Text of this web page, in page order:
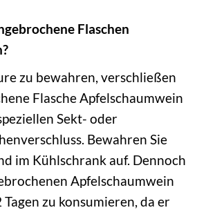
Flaschen
zu bewahren, verschließen
Flasche Apfelschaumwein
Sekt- oder
Bewahren Sie
im Kühlschrank auf. Dennoch
Apfelschaumwein
zu konsumieren, da er